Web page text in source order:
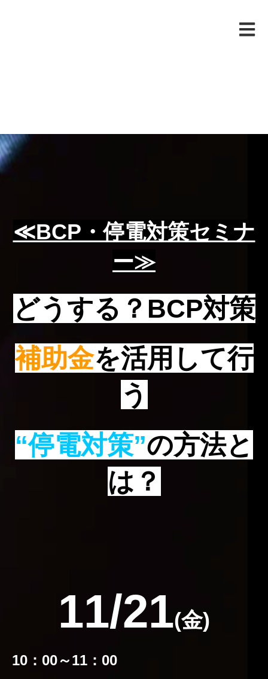
メイ
≪BCP・停電対策セミナ
ー≫
どうする？BCP対策
補助金を活用して行
う
“停電対策”の方法と
は？
11/21(金)
10：00～11：00